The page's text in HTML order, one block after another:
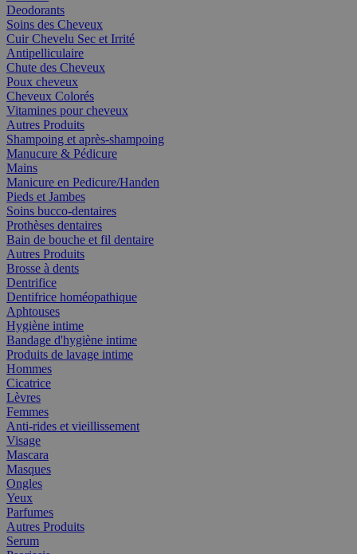
Deodorants
Soins des Cheveux
Cuir Chevelu Sec et Irrité
Antipelliculaire
Chute des Cheveux
Poux cheveux
Cheveux Colorés
Vitamines pour cheveux
Autres Produits
Shampoing et après-shampoing
Manucure & Pédicure
Mains
Manicure en Pedicure/Handen
Pieds et Jambes
Soins bucco-dentaires
Prothèses dentaires
Bain de bouche et fil dentaire
Autres Produits
Brosse à dents
Dentrifice
Dentifrice homéopathique
Aphtouses
Hygiène intime
Bandage d'hygiène intime
Produits de lavage intime
Hommes
Cicatrice
Lèvres
Femmes
Anti-rides et vieillissement
Visage
Mascara
Masques
Ongles
Yeux
Parfumes
Autres Produits
Serum